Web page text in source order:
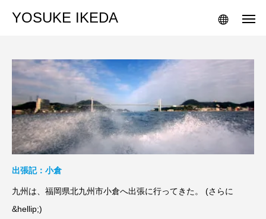
YOSUKE IKEDA
出張記：小倉
九州は、福岡県北九州市小倉へ出張に行ってきた。 (さらに
&hellip;)